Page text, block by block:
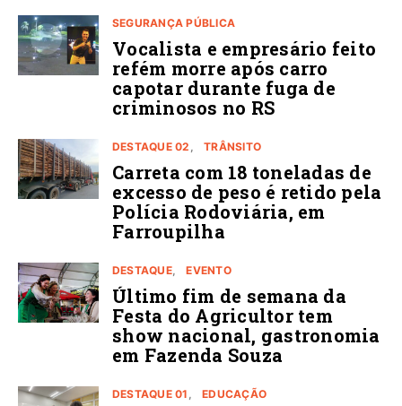
SEGURANÇA PÚBLICA
Vocalista e empresário feito
refém morre após carro
capotar durante fuga de
criminosos no RS
DESTAQUE 02 TRÂNSITO
Carreta com 18 toneladas de
excesso de peso é retido pela
Polícia Rodoviária, em
Farroupilha
DESTAQUE EVENTO
Último fim de semana da
Festa do Agricultor tem
show nacional, gastronomia
em Fazenda Souza
DESTAQUE 01 EDUCAÇÃO